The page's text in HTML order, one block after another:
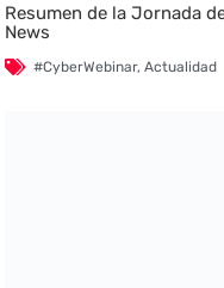
Resumen de la Jornada
News
#CyberWebinar,Actualidad